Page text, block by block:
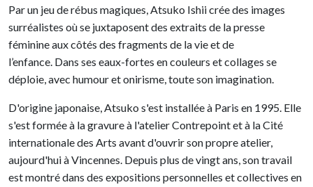
Par un jeu de rébus magiques, Atsuko Ishii crée des images
surréalistes où se juxtaposent des extraits de la presse
féminine aux côtés des fragments de la vie et de
l’enfance. Dans ses eaux-fortes en couleurs et collages se
déploie, avec humour et onirisme, toute son imagination.
D'origine japonaise, Atsuko s'est installée à Paris en 1995. Elle
s'est formée à la gravure à l'atelier Contrepoint et à la Cité
internationale des Arts avant d'ouvrir son propre atelier,
aujourd'hui à Vincennes. Depuis plus de vingt ans, son travail
est montré dans des expositions personnelles et collectives en